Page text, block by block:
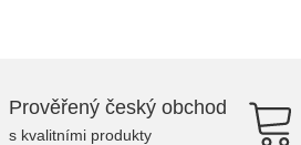
Prověřený český obchod
s kvalitními produkty